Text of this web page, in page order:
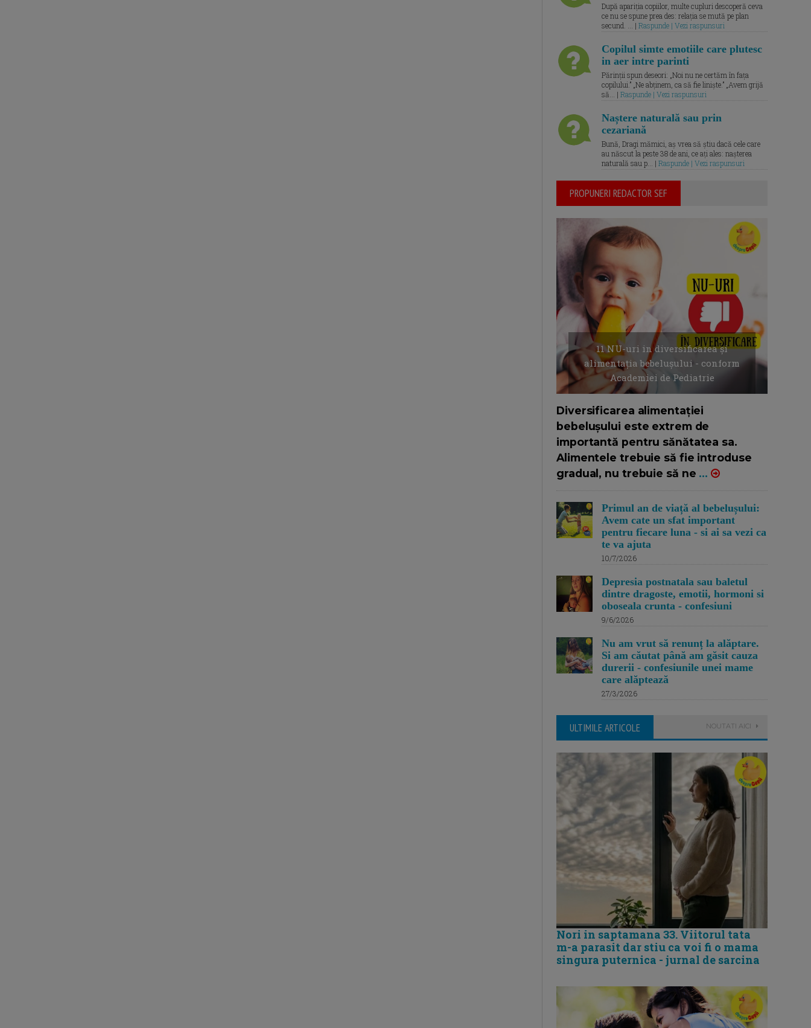
După apariția copiilor, multe cupluri descoperă ceva
ce nu se spune prea des: relația se mută pe plan
secund. ... | Raspunde | Vezi raspunsuri
Copilul simte emotiile care plutesc
in aer intre parinti
Părinții spun deseori: „Noi nu ne certăm în fața
copilului.” „Ne abținem, ca să fie liniște.” „Avem grijă
să... | Raspunde | Vezi raspunsuri
Naștere naturală sau prin
cezariană
Bună, Dragi mămici, aș vrea să știu dacă cele care
au născut la peste 38 de ani, ce ați ales: nașterea
naturală sau p... | Raspunde | Vezi raspunsuri
PROPUNERI REDACTOR SEF
11 NU-uri in diversificarea și
alimentația bebelușului - conform
Academiei de Pediatrie
Diversificarea alimentației
bebelușului este extrem de
importantă pentru sănătatea sa.
Alimentele trebuie să fie introduse
gradual, nu trebuie să ne ...
Primul an de viață al bebelușului:
Avem cate un sfat important
pentru fiecare luna - si ai sa vezi ca
te va ajuta
10/7/2026
Depresia postnatala sau baletul
dintre dragoste, emotii, hormoni si
oboseala crunta - confesiuni
9/6/2026
Nu am vrut să renunț la alăptare.
Si am căutat până am găsit cauza
durerii - confesiunile unei mame
care alăptează
27/3/2026
ULTIMILE ARTICOLE NOUTATI AICI
Nori in saptamana 33. Viitorul tata
m-a parasit dar stiu ca voi fi o mama
singura puternica - jurnal de sarcina